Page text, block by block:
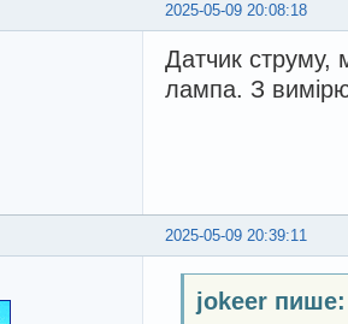
2025-05-09 20:08:18
Датчик струму,
лампа. З
2025-05-09 20:39:11
jokeer пише: